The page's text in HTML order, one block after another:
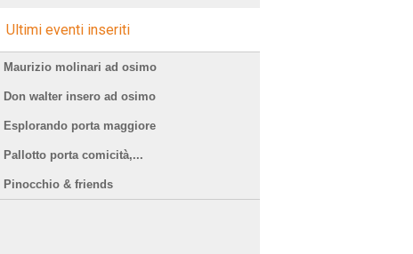
Ultimi eventi inseriti
Maurizio molinari ad osimo
Don walter insero ad osimo
Esplorando porta maggiore
Pallotto porta comicità,...
Pinocchio & friends